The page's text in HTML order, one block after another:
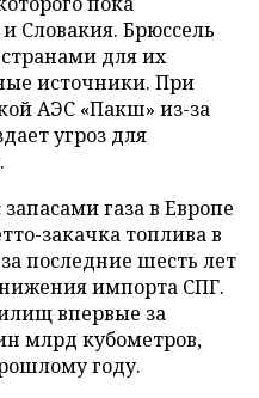
Словакия. Брюссель
для их
источники. При
АЭС «Пакш» из-за
угроз для
газа в Европе
закачка топлива в
последние шесть лет
импорта СПГ.
впервые за
млрд кубометров,
году.